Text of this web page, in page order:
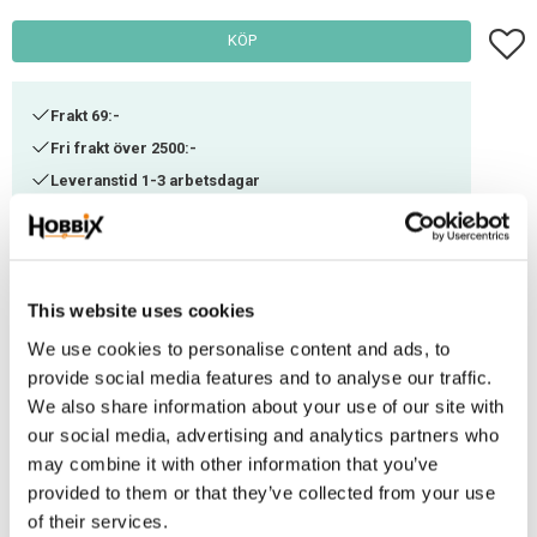
This website uses cookies
We use cookies to personalise content and ads, to
provide social media features and to analyse our traffic.
We also share information about your use of our site with
our social media, advertising and analytics partners who
may combine it with other information that you’ve
provided to them or that they’ve collected from your use
of their services.
KÖP Lägg
Frakt 69:-
Fri frakt över 2500:-
Leveranstid 1-3 arbetsdagar
som ger ett unikt och enastående resultat så är Diamond Dotz för
dig. Diamond Dotz är tavlor från en av världens största leverantörer inom
Diamond Painting. Dess stenar är jämna och anpassade i olika storlekar
och modeller för att få en effektfull nyansskiftning i tavlan. Väven är mjuk
och tät med tydliga markeringar för stenarna. Innehåller allt du behöver för
att skapa ditt alldeles egna mästerverk direkt: Färgtryckt tyg av hög kvalitet,